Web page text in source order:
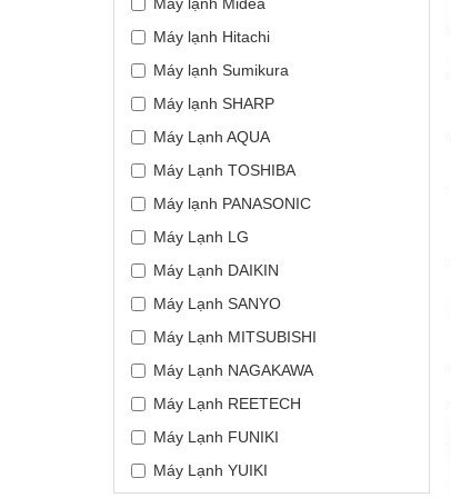
Máy lạnh Hitachi
Máy lạnh Sumikura
Máy lạnh SHARP
Máy Lạnh AQUA
Máy Lạnh TOSHIBA
Máy lạnh PANASONIC
Máy Lạnh LG
Máy Lạnh DAIKIN
Máy Lạnh SANYO
Máy Lạnh MITSUBISHI
Máy Lạnh NAGAKAWA
Máy Lạnh REETECH
Máy Lạnh FUNIKI
Máy Lạnh YUIKI